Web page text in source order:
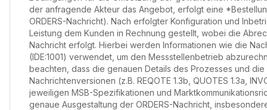
der anfragende Akteur das Angebot, erfolgt eine
ORDERS-Nachricht). Nach erfolgter Konfiguration und
Leistung dem Kunden in Rechnung gestellt, wobei die
Nachricht erfolgt. Hierbei werden Informationen wie die
(IDE:1001) verwendet, um den Messstellenbetrieb
beachten, dass die genauen Details des Prozesses und
Nachrichtenversionen (z.B. REQOTE 1.3b, QUOTES 1.3a,
jeweiligen MSB-Spezifikationen und
genaue Ausgestaltung der ORDERS-Nachricht,